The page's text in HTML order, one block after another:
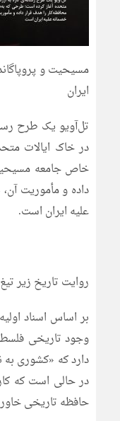
ایران
در خاک ایالات
خاص جامعه
داده و مأموریت
علیه ایران است.
روایت تاریخ زیر
بر اساس اسناد
وجود تاریخی
دارد که «کشوری
در حالی است که
حافظه تاریخی